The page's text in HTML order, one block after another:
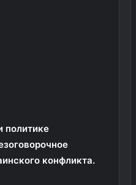
политике
конфликта.